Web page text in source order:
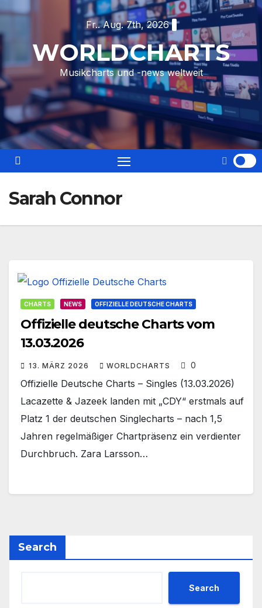
Skip
content
Fr.. Aug. 7th, 2026
WORLDCHARTS
Musikcharts und -news weltweit
Sarah Connor
CHARTS NEWS OFFIZIELLE DEUTSCHE CHARTS
Offizielle deutsche Charts vom
13.03.2026
13. MÄRZ 2026 WORLDCHARTS 0
Offizielle Deutsche Charts – Singles (13.03.2026)
Lacazette & Jazeek landen mit „CDY“ erstmals auf
Platz 1 der deutschen Singlecharts – nach 1,5
Jahren regelmäßiger Chartpräsenz ein verdienter
Durchbruch. Zara Larsson…
Search
Search